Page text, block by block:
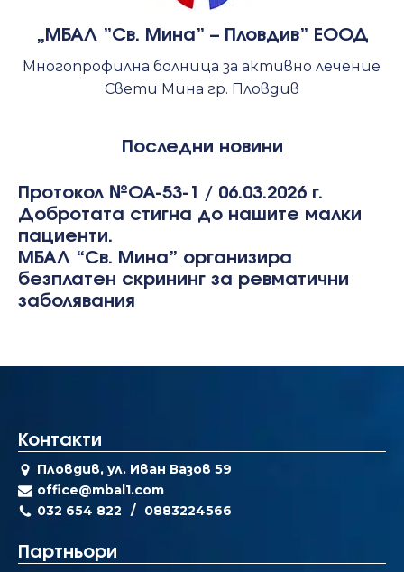
„МБАЛ ”Св. Мина” – Пловдив” ЕООД
Многопрофилна болница за активно лечение
Свети Мина гр. Пловдив
Последни новини
Протокол №ОА-53-1 / 06.03.2026 г.
Добротата стигна до нашите малки
пациенти.
МБАЛ “Св. Мина” организира
безплатен скрининг за ревматични
заболявания
Контакти
Пловдив, ул. Иван Вазов 59
office@mbal1.com
032 654 822
0883224566
Партньори